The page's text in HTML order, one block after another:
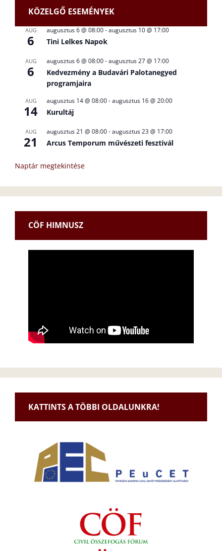
KÖZELGŐ ESEMÉNYEK
AUG
6
augusztus 6 @ 08:00-augusztus 10 @ 17:00
Tini Lelkes Napok
AUG
6
augusztus 6 @ 08:00-augusztus 27 @ 17:00
Kedvezmény a Budavári Palotanegyed
programjaira
AUG
14
augusztus 14 @ 08:00-augusztus 16 @ 20:00
Kurultáj
AUG
21
augusztus 21 @ 08:00-augusztus 23 @ 17:00
Arcus Temporum művészeti fesztivál
Naptár megtekintése
CÖF HIMNUSZ
KATTINTS A TÖBBI OLDALUNKRA!